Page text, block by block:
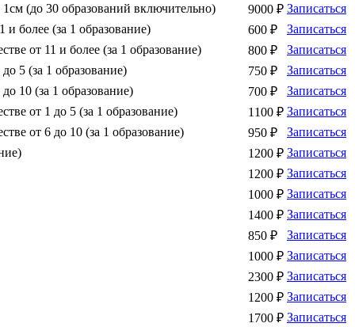
(до 30 образований включительно)
9000 ₽ Записаться
более (за 1 образование)
600 ₽
Записаться
от 11 и более (за 1 образование)
800 ₽
Записаться
5 (за 1 образование)
750 ₽
Записаться
10 (за 1 образование)
700 ₽
Записаться
от 1 до 5 (за 1 образование)
1100 ₽ Записаться
от 6 до 10 (за 1 образование)
950 ₽
Записаться
1200 ₽ Записаться
1200 ₽ Записаться
1000 ₽ Записаться
1400 ₽ Записаться
850 ₽
Записаться
1000 ₽ Записаться
2300 ₽ Записаться
1200 ₽ Записаться
1700 ₽ Записаться